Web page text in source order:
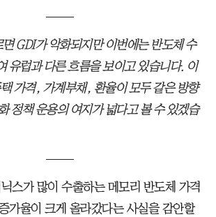
면 GDI가 악화되지만 이번에는 반도체 수
유럽과 다른 흐름을 보이고 있습니다. 이
가격, 가계부채, 환율이 모두 같은 방향
정책 운용의 여지가 넓다고 볼 수 있겠습
스가 많이 수출하는 메모리 반도체 가격
가율이 크게 올라갔다는 사실을 감안할